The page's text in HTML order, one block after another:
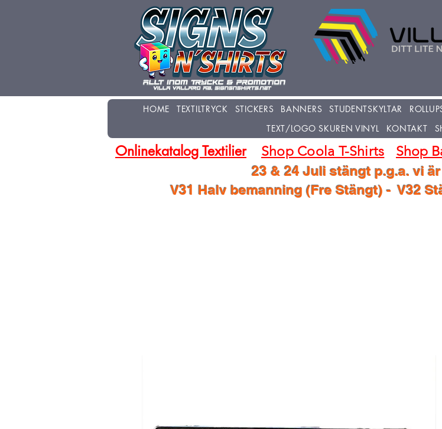
HOME TEXTILTRYCK STICKERS BANNERS STUDENTSKYLTAR
TEXT/LOGO SKUREN VINYL
KONTAKT
Onlinekatalog Textilier Shop Coola T-Shirts Shop
23 & 24 Juli stängt p.g.a. vi
V31 Halv bemanning (Fre Stängt) - V32